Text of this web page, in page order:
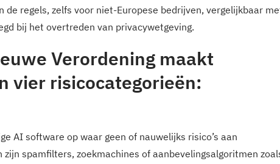
de regels, zelfs voor niet-Europese bedrijven, vergelijkbaar
bij het overtreden van privacywetgeving.
Verordening maakt
vier risicocategorieën:
AI software op waar geen of nauwelijks risico’s aan
spamfilters, zoekmachines of aanbevelingsalgoritmen